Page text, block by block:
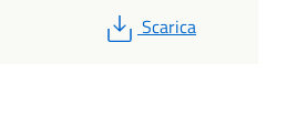
PDF
Scarica